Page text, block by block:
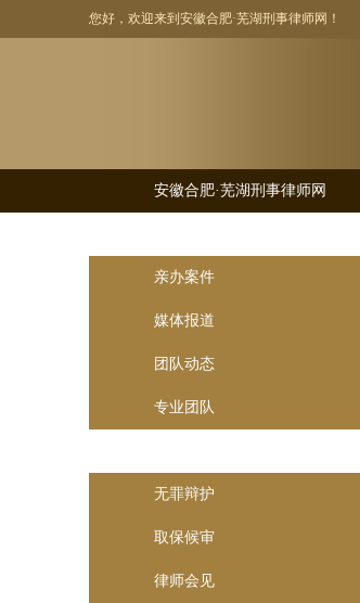
您好，欢迎来到安徽合肥·芜湖刑事律师网！
安徽合肥·芜湖刑事律师网
亲办案件
媒体报道
团队动态
专业团队
无罪辩护
取保候审
律师会见